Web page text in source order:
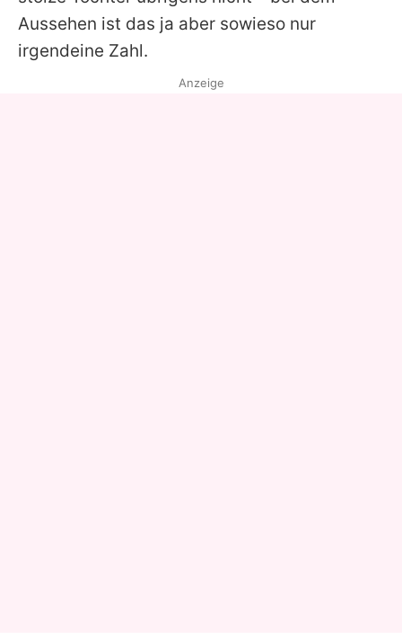
Aussehen ist das ja aber sowieso nur
irgendeine Zahl.
Anzeige